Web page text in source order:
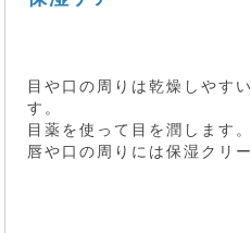
目や口の周りは乾燥しやす
す。
目薬を使って目を潤します。
唇や口の周りには保湿クリ